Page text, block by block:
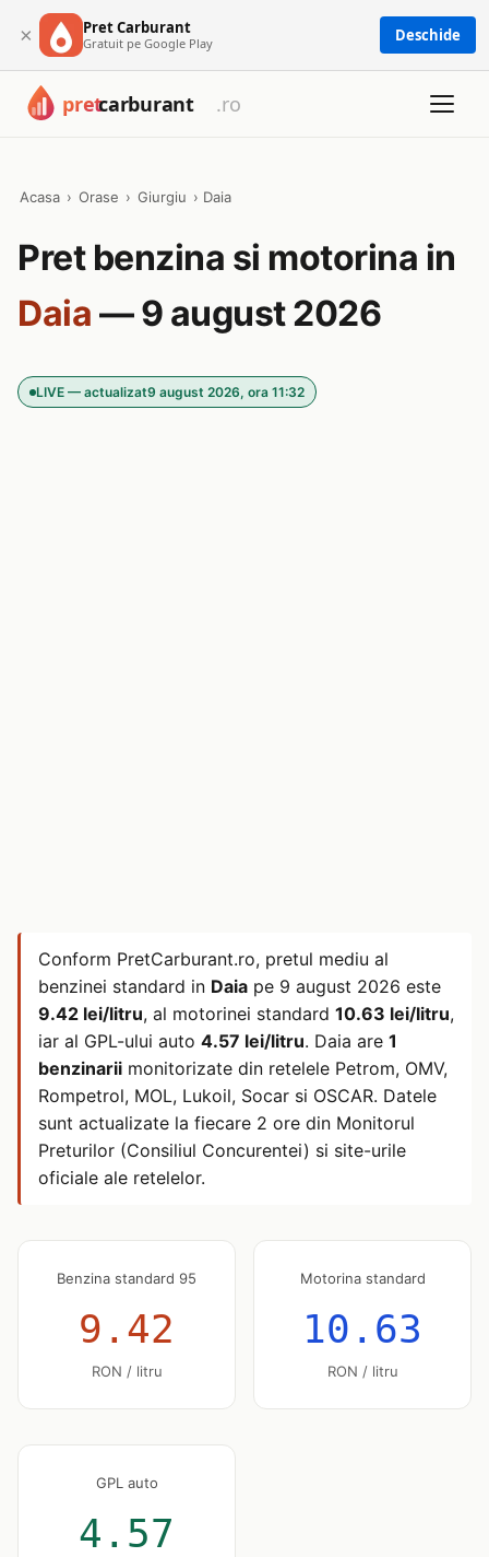
× Pret Carburant
Gratuit pe Google Play Deschide
Acasa › Orase › Giurgiu › Daia
Pret benzina si motorina in
Daia — 9 august 2026
LIVE — actualizat9 august 2026, ora 11:32
Conform PretCarburant.ro, pretul mediu al
benzinei standard in Daia pe 9 august 2026 este
9.42 lei/litru, al motorinei standard 10.63 lei/litru,
iar al GPL-ului auto 4.57 lei/litru. Daia are 1
benzinarii monitorizate din retelele Petrom, OMV,
Rompetrol, MOL, Lukoil, Socar si OSCAR. Datele
sunt actualizate la fiecare 2 ore din Monitorul
Preturilor (Consiliul Concurentei) si site-urile
oficiale ale retelelor.
Benzina standard 95
9.42
RON / litru
Motorina standard
10.63
RON / litru
GPL auto
4.57